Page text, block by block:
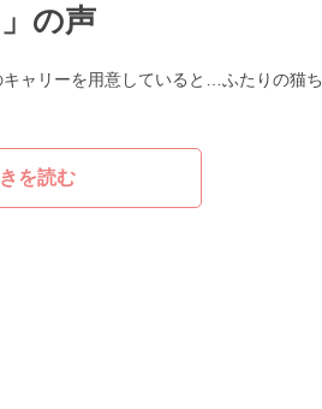
の声
ャリーを用意していると…ふたりの猫
を読む